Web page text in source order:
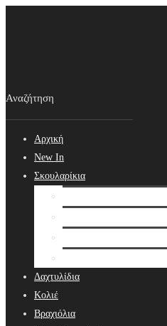
Αρχική
New In
Σκουλαρίκια
Δαχτυλίδια
Κολιέ
Βραχιόλια